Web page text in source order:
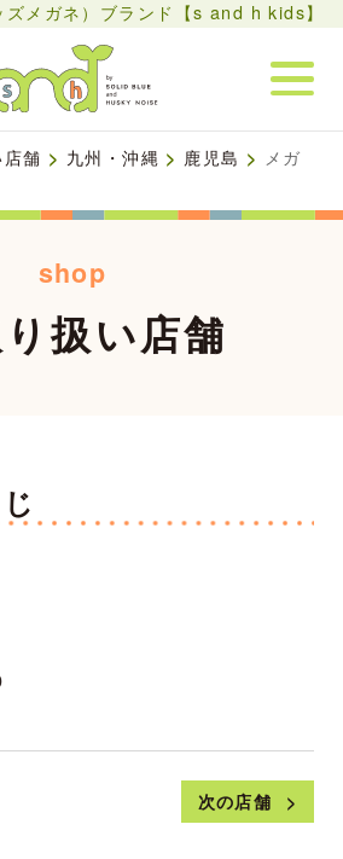
メガネ）ブランド【s and h kids】
舗 > 九州・沖縄 > 鹿児島 > メガ
shop
扱い店舗
次の店舗